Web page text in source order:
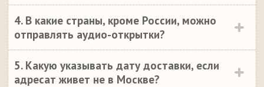
4. В какие страны, кроме России, можно
отправлять аудио-открытки?
5. Какую указывать дату доставки, если
адресат живет не в Москве?